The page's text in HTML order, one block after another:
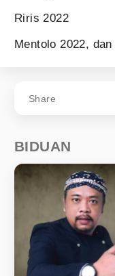
Riris 2022
Mentolo 2022,
Share
BIDUAN